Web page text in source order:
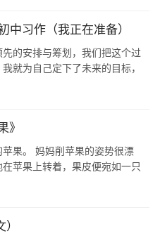
习作（我正在准备）
的安排与筹划，我们把这个过
就为自己定下了未来的目标，
》
果。 妈妈削苹果的姿势很漂
苹果上转着，果皮便宛如一只